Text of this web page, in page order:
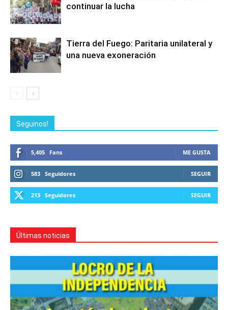
continuar la lucha
Tierra del Fuego: Paritaria unilateral y
una nueva exoneración
Seguinos!
5,405 Fans ME GUSTA
583 Seguidores SEGUIR
213 Seguidores SEGUIR
Últimas noticias